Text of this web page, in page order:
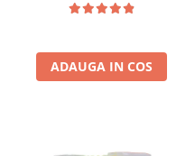
Servetele Umede
ADAUGA IN COS